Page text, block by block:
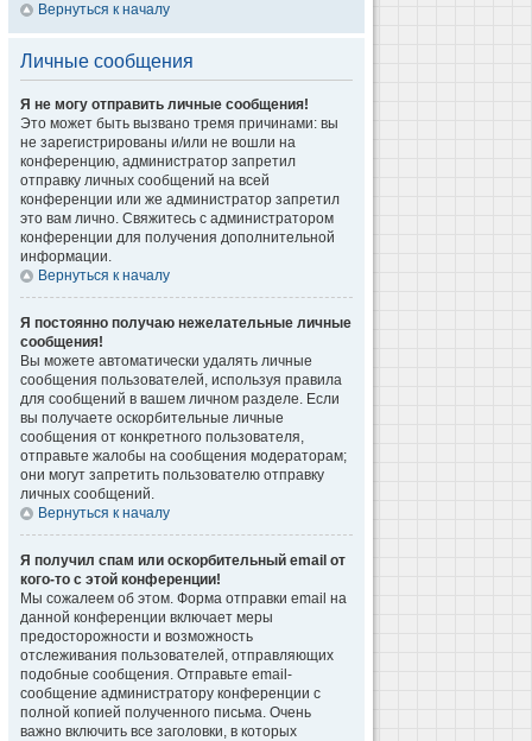
Вернуться к началу
Личные сообщения
Я не могу отправить личные сообщения!
Это может быть вызвано тремя причинами: вы
не зарегистрированы и/или не вошли на
конференцию, администратор запретил
отправку личных сообщений на всей
конференции или же администратор запретил
это вам лично. Свяжитесь с администратором
конференции для получения дополнительной
информации.
Вернуться к началу
Я постоянно получаю нежелательные личные
сообщения!
Вы можете автоматически удалять личные
сообщения пользователей, используя правила
для сообщений в вашем личном разделе. Если
вы получаете оскорбительные личные
сообщения от конкретного пользователя,
отправьте жалобы на сообщения модераторам;
они могут запретить пользователю отправку
личных сообщений.
Вернуться к началу
Я получил спам или оскорбительный email от
кого-то с этой конференции!
Мы сожалеем об этом. Форма отправки email на
данной конференции включает меры
предосторожности и возможность
отслеживания пользователей, отправляющих
подобные сообщения. Отправьте email-
сообщение администратору конференции с
полной копией полученного письма. Очень
важно включить все заголовки, в которых